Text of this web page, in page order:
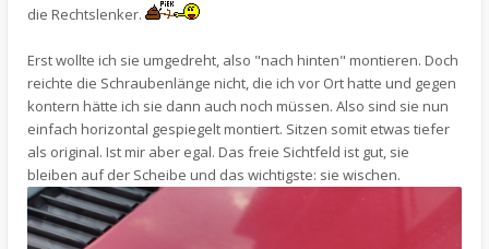
die Rechtslenker.
Erst wollte ich sie umgedreht, also "nach hinten" montieren. Doch
reichte die Schraubenlänge nicht, die ich vor Ort hatte und gegen
kontern hätte ich sie dann auch noch müssen. Also sind sie nun
einfach horizontal gespiegelt montiert. Sitzen somit etwas tiefer
als original. Ist mir aber egal. Das freie Sichtfeld ist gut, sie
bleiben auf der Scheibe und das wichtigste: sie wischen.